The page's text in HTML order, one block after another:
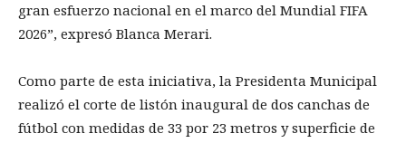
gran esfuerzo nacional en el marco del Mundial FIFA
2026”, expresó Blanca Merari.
Como parte de esta iniciativa, la Presidenta Municipal
realizó el corte de listón inaugural de dos canchas de
fútbol con medidas de 33 por 23 metros y superficie de